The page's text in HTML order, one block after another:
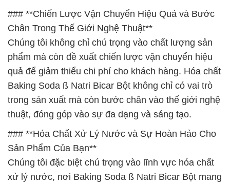
### **Chiến Lược Vận Chuyển Hiệu Quả và Bước
Chân Trong Thế Giới Nghệ Thuật**
Chúng tôi không chỉ chú trọng vào chất lượng sản
phẩm mà còn đề xuất chiến lược vận chuyển hiệu
quả để giảm thiểu chi phí cho khách hàng. Hóa chất
Baking Soda ß Natri Bicar Bột không chỉ có vai trò
trong sản xuất mà còn bước chân vào thế giới nghệ
thuật, đóng góp vào sự đa dạng và sáng tạo.
### **Hóa Chất Xử Lý Nước và Sự Hoàn Hảo Cho
Sản Phẩm Của Bạn**
Chúng tôi đặc biệt chú trọng vào lĩnh vực hóa chất
xử lý nước, nơi Baking Soda ß Natri Bicar Bột mang